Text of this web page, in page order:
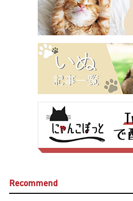
Recommend